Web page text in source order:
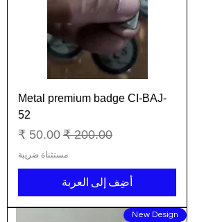
Metal premium badge CI-BAJ-
52
سعر عاديسعر البيع
مستثناة ضريبة
أضِف إلى العربة
New Design